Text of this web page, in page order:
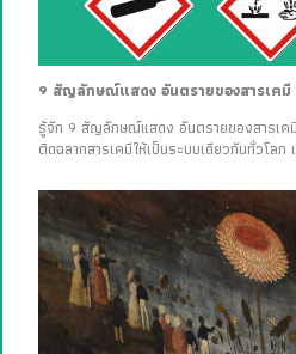
9 สัญลักษณ์แสดง อันตรายของสารเคมี
รู้จัก 9 สัญลักษณ์แสดง อันตรายของสารเค
ติดฉลากสารเคมีให้เป็นระบบเดียวกันทั่วโล